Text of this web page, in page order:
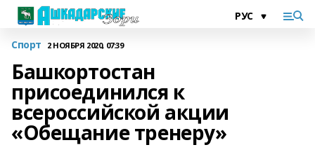
Спорт 2 НОЯБРЯ 2020, 07:39
Башкортостан
присоединился к
всероссийской акции
«Обещание тренеру»